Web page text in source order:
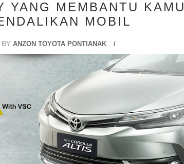
YANG MEMBANTU KAMU
MOBIL
BY ANZON TOYOTA PONTIANAK